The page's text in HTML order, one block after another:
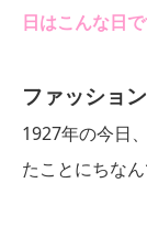
日はこんな日で
ファッショ
1927年の今日
たことにちなん